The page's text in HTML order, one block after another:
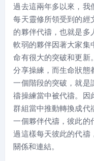
過去這兩年多以來，我
每天靈修所領受到的經
的夥伴代禱，也就是多
軟弱的夥伴因著大家集
命有很大的突破和更新
分享操練，而生命狀態
一個階段的突破，就是
禱操練當中被代禱。因
群組當中推動轉換成代
一個夥伴代禱，彼此的
過這樣每天彼此的代禱
關係和連結。